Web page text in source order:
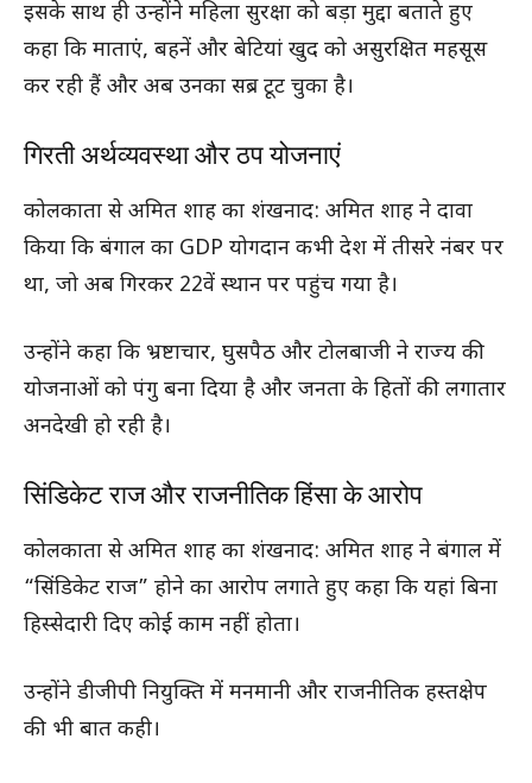
इसके साथ ही उन्होंने महिला सुरक्षा को बड़ा मुद्दा बताते हुए
कहा कि माताएं, बहनें और बेटियां खुद को असुरक्षित महसूस
कर रही हैं और अब उनका सब्र टूट चुका है।
गिरती अर्थव्यवस्था और ठप योजनाएं
कोलकाता से अमित शाह का शंखनाद: अमित शाह ने दावा
किया कि बंगाल का GDP योगदान कभी देश में तीसरे नंबर पर
था, जो अब गिरकर 22वें स्थान पर पहुंच गया है।
उन्होंने कहा कि भ्रष्टाचार, घुसपैठ और टोलबाजी ने राज्य की
योजनाओं को पंगु बना दिया है और जनता के हितों की लगातार
अनदेखी हो रही है।
सिंडिकेट राज और राजनीतिक हिंसा के आरोप
कोलकाता से अमित शाह का शंखनाद: अमित शाह ने बंगाल में
“सिंडिकेट राज” होने का आरोप लगाते हुए कहा कि यहां बिना
हिस्सेदारी दिए कोई काम नहीं होता।
उन्होंने डीजीपी नियुक्ति में मनमानी और राजनीतिक हस्तक्षेप
की भी बात कही।